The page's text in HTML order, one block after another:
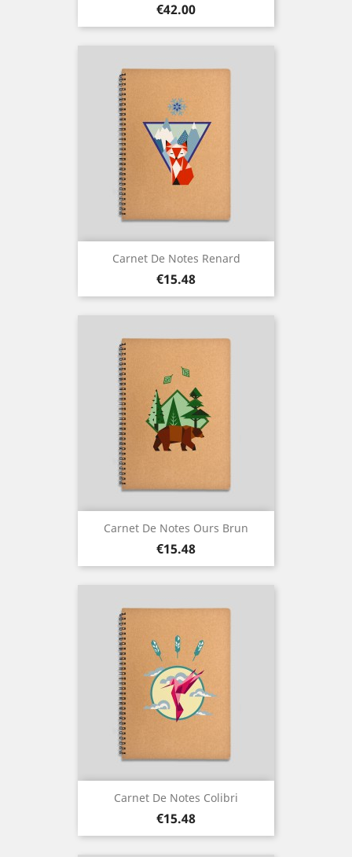
Price
€42.00
Carnet De Notes Renard
Price
€15.48
Carnet De Notes Ours Brun
Price
€15.48
Carnet De Notes Colibri
Price
€15.48